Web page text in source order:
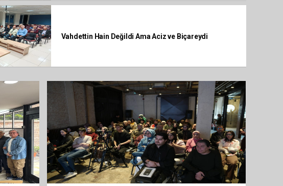
Vahdettin Hain Değildi Ama Aciz ve Biçareydi